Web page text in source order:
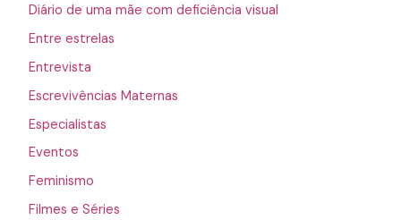
Diário de uma mãe com deficiência visual
Entre estrelas
Entrevista
Escrevivências Maternas
Especialistas
Eventos
Feminismo
Filmes e Séries